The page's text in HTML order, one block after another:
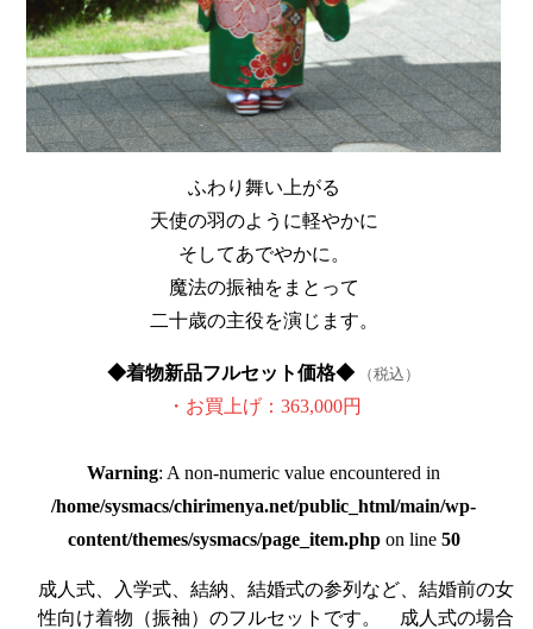
ふわり舞い上がる
天使の羽のように軽やかに
そしてあでやかに。
魔法の振袖をまとって
二十歳の主役を演じます。
◆着物新品フルセット価格◆ （税込）
・お買上げ：363,000円
Warning: A non-numeric value encountered in
/home/sysmacs/chirimenya.net/public_html/main/wp-
content/themes/sysmacs/page_item.phpon line 50
成人式、入学式、結納、結婚式の参列など、結婚前の女
性向け着物（振袖）のフルセットです。 成人式の場合